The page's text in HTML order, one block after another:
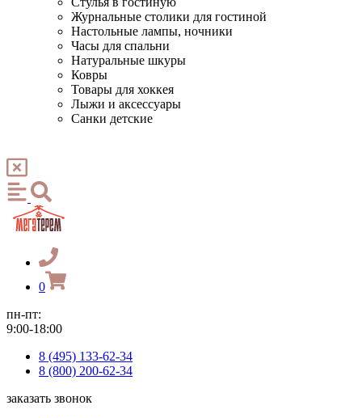
Журнальные столики для гостиной
Настольные лампы, ночники
Часы для спальни
Натуральные шкуры
Ковры
Товары для хоккея
Лыжи и аксессуары
Санки детские
0
пн-пт:
9:00-18:00
8 (495) 133-62-34
8 (800) 200-62-34
заказать звонок